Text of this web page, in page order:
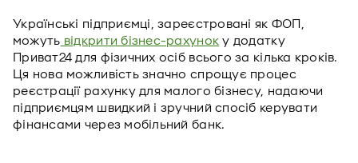
Українські підприємці, зареєстровані як ФОП,
можуть відкрити бізнес-рахунок у додатку
Приват24 для фізичних осіб всього за кілька кроків.
Ця нова можливість значно спрощує процес
реєстрації рахунку для малого бізнесу, надаючи
підприємцям швидкий і зручний спосіб керувати
фінансами через мобільний банк.